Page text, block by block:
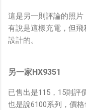
這是另一則評論的照片
有說是這樣充電，但
設計的。
另一家HX9351
已售出是115，15則評
也是說6100系列，價